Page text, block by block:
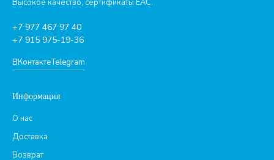
Высокое качество, сертификаты ЕАС.
+7 977 467 97 40
+7 915 975-19-36
ВКонтактеTelegram
Информация
О нас
Доставка
Возврат